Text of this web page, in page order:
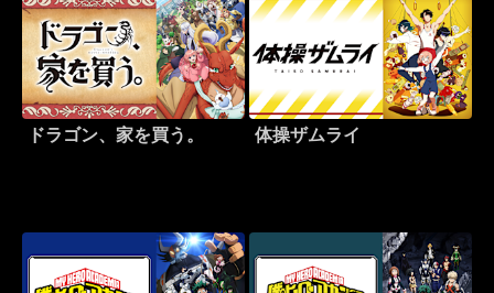
ドラゴン、家を買う。 体操ザムライ